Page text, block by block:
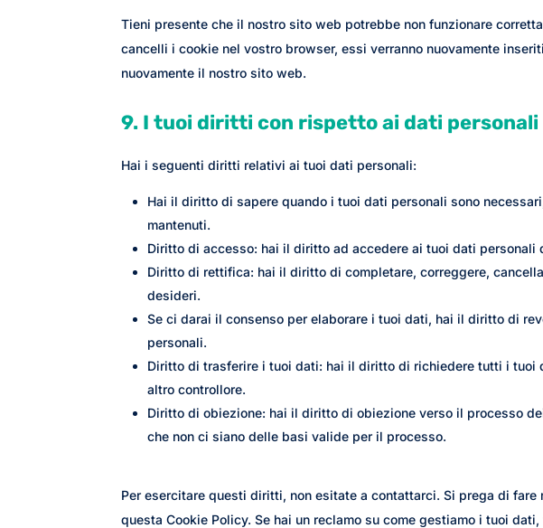
Tieni presente che il nostro sito web potrebbe non funzionare
cancelli i cookie nel vostro browser, essi verranno nuovamente
nuovamente il nostro sito web.
9. I tuoi diritti con rispetto ai dati personali
Hai i seguenti diritti relativi ai tuoi dati personali:
Hai il diritto di sapere quando i tuoi dati personali sono
mantenuti.
Diritto di accesso: hai il diritto ad accedere ai tuoi dati personali
Diritto di rettifica: hai il diritto di completare, correggere,
desideri.
Se ci darai il consenso per elaborare i tuoi dati, hai il diritto di
personali.
Diritto di trasferire i tuoi dati: hai il diritto di richiedere tutti i
altro controllore.
Diritto di obiezione: hai il diritto di obiezione verso il processo
che non ci siano delle basi valide per il processo.
Per esercitare questi diritti, non esitate a contattarci. Si prega di
questa Cookie Policy. Se hai un reclamo su come gestiamo i tuoi